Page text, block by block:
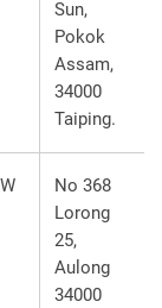
Sun,
Pokok
Assam,
34000
Taiping.
No 368
Lorong
25,
Aulong
34000